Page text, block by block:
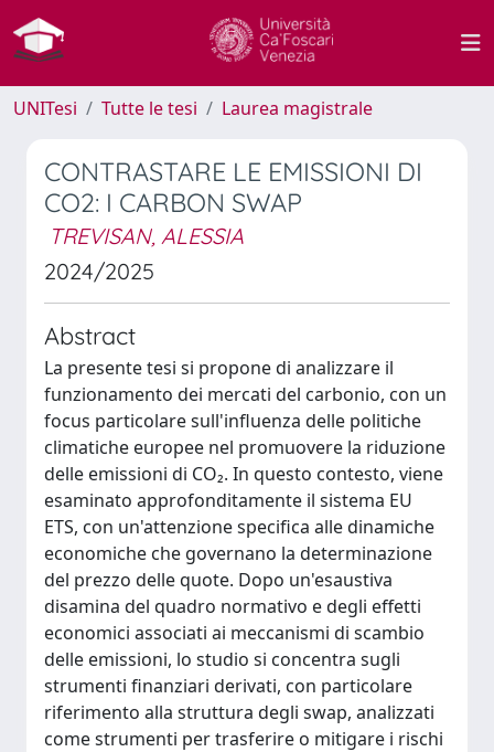
UNITesi Tutte le tesi Laurea magistrale
CONTRASTARE LE EMISSIONI DI
CO2: I CARBON SWAP
TREVISAN, ALESSIA
2024/2025
Abstract
La presente tesi si propone di analizzare il
funzionamento dei mercati del carbonio, con un
focus particolare sull'influenza delle politiche
climatiche europee nel promuovere la riduzione
delle emissioni di CO₂. In questo contesto, viene
esaminato approfonditamente il sistema EU
ETS, con un'attenzione specifica alle dinamiche
economiche che governano la determinazione
del prezzo delle quote. Dopo un'esaustiva
disamina del quadro normativo e degli effetti
economici associati ai meccanismi di scambio
delle emissioni, lo studio si concentra sugli
strumenti finanziari derivati, con particolare
riferimento alla struttura degli swap, analizzati
come strumenti per trasferire o mitigare i rischi